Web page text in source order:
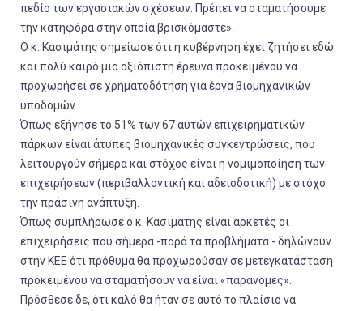
πεδίο των εργασιακών σχέσεων. Πρέπει να σταματήσουμε
την κατηφόρα στην οποία βρισκόμαστε».
Ο κ. Κασιμάτης σημείωσε ότι η κυβέρνηση έχει ζητήσει εδώ
και πολύ καιρό μια αξιόπιστη έρευνα προκειμένου να
προχωρήσει σε χρηματοδότηση για έργα βιομηχανικών
υποδομών.
Όπως εξήγησε το 51% των 67 αυτών επιχειρηματικών
πάρκων είναι άτυπες βιομηχανικές συγκεντρώσεις, που
λειτουργούν σήμερα και στόχος είναι η νομιμοποίηση των
επιχειρήσεων (περιβαλλοντική και αδειοδοτική) με στόχο
την πράσινη ανάπτυξη.
Όπως συμπλήρωσε ο κ. Κασιματης είναι αρκετές οι
επιχειρήσεις που σήμερα -παρά τα προβλήματα - δηλώνουν
στην ΚΕΕ ότι πρόθυμα θα προχωρούσαν σε μετεγκατάσταση
προκειμένου να σταματήσουν να είναι «παράνομες».
Πρόσθεσε δε, ότι καλό θα ήταν σε αυτό το πλαίσιο να